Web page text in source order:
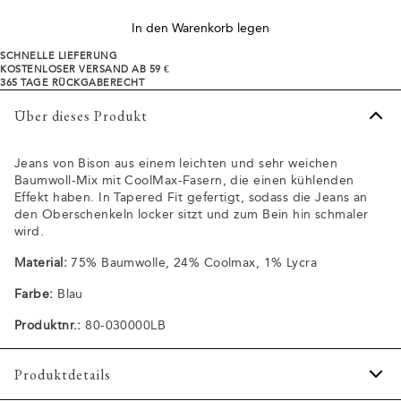
In den Warenkorb legen
SCHNELLE LIEFERUNG
KOSTENLOSER VERSAND AB 59 €
365 TAGE RÜCKGABERECHT
Über dieses Produkt
Jeans von Bison aus einem leichten und sehr weichen
Baumwoll-Mix mit CoolMax-Fasern, die einen kühlenden
Effekt haben. In Tapered Fit gefertigt, sodass die Jeans an
den Oberschenkeln locker sitzt und zum Bein hin schmaler
wird.
Material:75% Baumwolle, 24% Coolmax, 1% Lycra
Farbe: Blau
Produktnr.: 80-030000LB
Produktdetails